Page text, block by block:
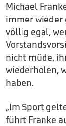
Michael
immer wieder
völlig egal,
nicht müde,
wiederholen,
haben.
„Im Sport
führt Franke